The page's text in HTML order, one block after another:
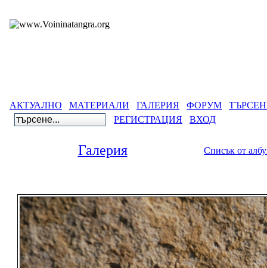
АКТУАЛНО МАТЕРИАЛИ ГАЛЕРИЯ ФОРУМ
РЕГИСТРАЦИЯ
ВХОД
Галерия Списък от